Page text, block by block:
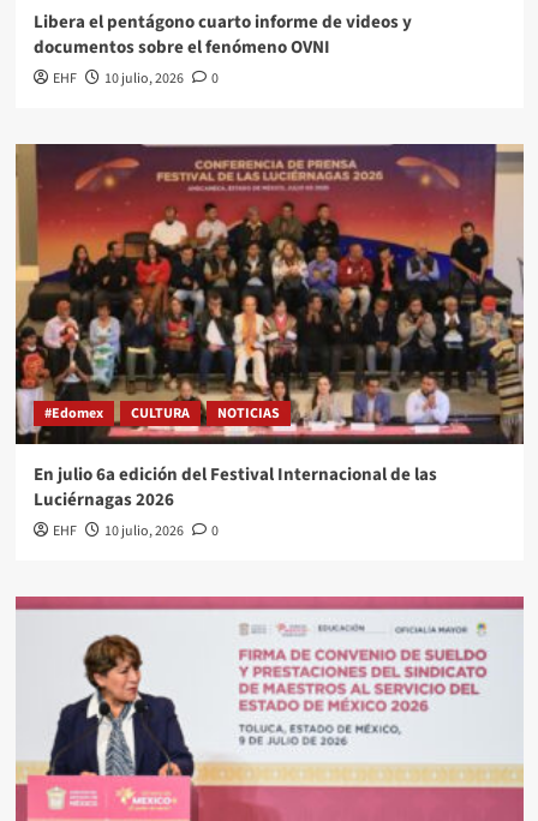
Libera el pentágono cuarto informe de videos y
documentos sobre el fenómeno OVNI
EHF 10 julio, 2026 0
#Edomex CULTURA NOTICIAS
En julio 6a edición del Festival Internacional de las
Luciérnagas 2026
EHF 10 julio, 2026 0